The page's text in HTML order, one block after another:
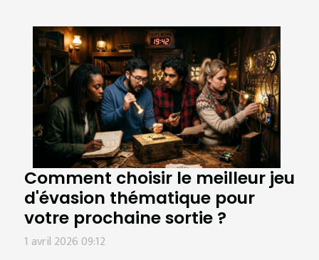
Comment choisir le meilleur jeu
d'évasion thématique pour
votre prochaine sortie ?
1 avril 2026 09:12